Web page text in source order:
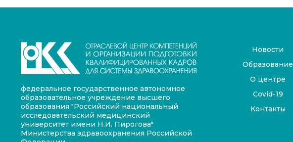
федеральное государственное автономное
образовательное учреждение высшего
образования "Российский национальный
исследовательский медицинский
университет имени Н.И. Пирогова"
Министерства здравоохранения Российской
Новости
Образование
О центре
Covid-19
Контакты